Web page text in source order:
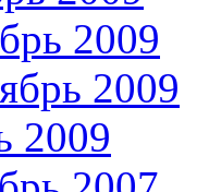
2009
2009
2009